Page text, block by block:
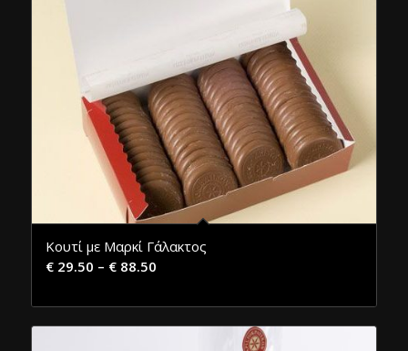
Κουτί με Μαρκί Γάλακτος
€29.50 – €88.50